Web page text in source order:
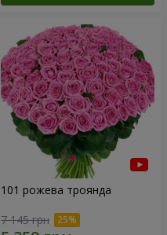
101 рожева троянда
7 145 грн